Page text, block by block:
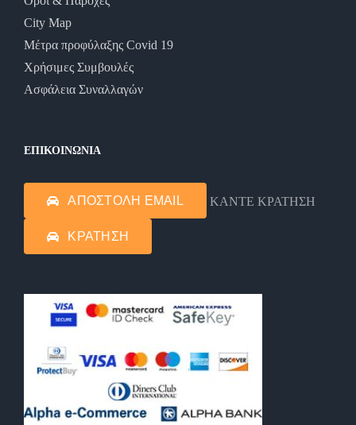
City Map
Μέτρα προφύλαξης Covid 19
Χρήσιμες Συμβουλές
Ασφάλεια Συναλλαγών
ΕΠΙΚΟΙΝΩΝΙΑ
ΑΠΟΣΤΟΛΗ EMAIL ΚΑΝΤΕ ΚΡΑΤΗΣΗ
ΚΡΑΤΗΣΗ